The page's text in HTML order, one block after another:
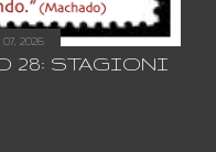
2026
28: STAGIONI